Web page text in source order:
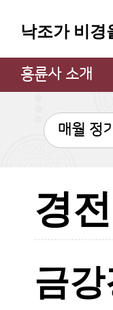
낙조가 비경
흥륜사 소개
주지스님 인사
흥륜사 소개
흥륜사 사계
흥륜사 낙조
찾아오시는 길
매월 정
경
금